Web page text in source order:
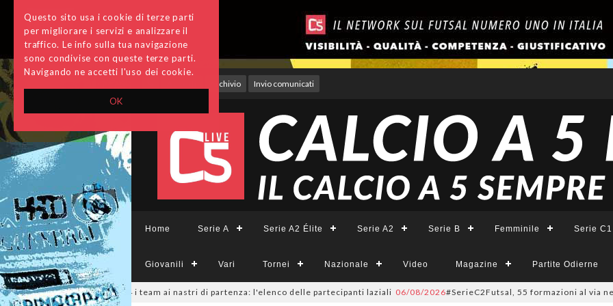
OK
Questo sito usa i cookie di terze parti
per migliorare i servizi e analizzare il
traffico. Le info sulla tua navigazione
sono condivise con queste terze parti.
Navigando ne accetti l'uso dei cookie.
Archivio Invio comunicati
Home Serie A Serie A2 Élite Serie A2 Serie B Femminile Serie C1
Giovanili Vari Tornei Nazionale Video Magazine Partite Odierne
sono 14 i team ai nastri di partenza: l'elenco delle partecipanti laziali 06/08/2026#SerieC2Futsal, 55 formazioni al via nel